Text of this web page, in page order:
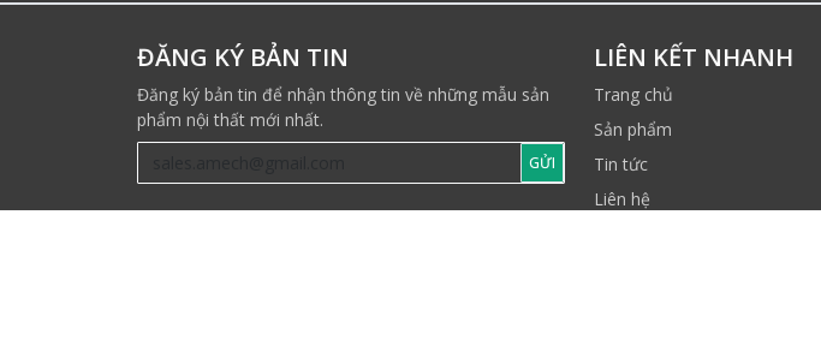
ĐĂNG KÝ BẢN TIN
Đăng ký bản tin để nhận thông tin về những mẫu sản
phẩm nội thất mới nhất.
GỬI
LIÊN KẾT NHANH
Trang chủ
Sản phẩm
Tin tức
Liên hệ